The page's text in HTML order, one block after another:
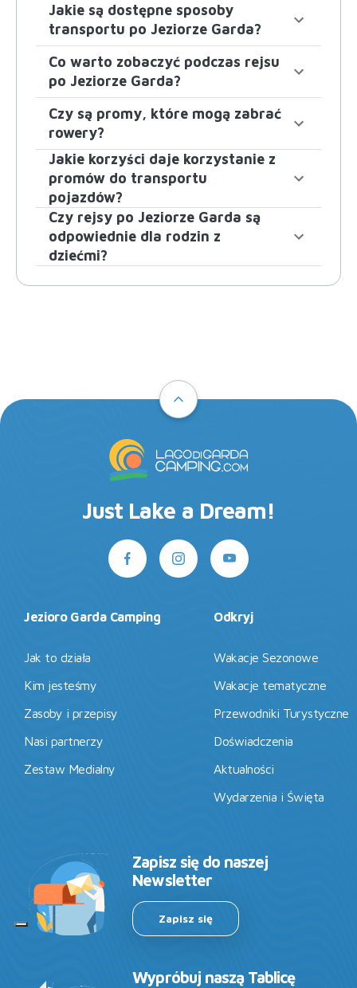
Jakie są dostępne sposoby
transportu po Jeziorze Garda?
Co warto zobaczyć podczas rejsu
po Jeziorze Garda?
Czy są promy, które mogą zabrać
rowery?
Jakie korzyści daje korzystanie z
promów do transportu
pojazdów?
Czy rejsy po Jeziorze Garda są
odpowiednie dla rodzin z
dziećmi?
Just Lake a Dream!
Jezioro Garda Camping
Jak to działa
Kim jesteśmy
Zasoby i przepisy
Nasi partnerzy
Zestaw Medialny
Odkryj
Wakacje Sezonowe
Wakacje tematyczne
Przewodniki Turystyczne
Doświadczenia
Aktualności
Wydarzenia i Święta
Zapisz się do naszej
Newsletter
Zapisz się
Wypróbuj naszą Tablicę